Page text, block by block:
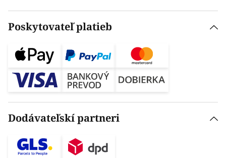
Poskytovateľ platieb
Dodávateľskí partneri